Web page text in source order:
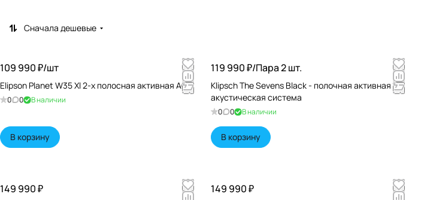
Сначала дешевые
109 990 ₽/шт
Elipson Planet W35 Xl 2-х полосная активная АС
0 0 В наличии
В корзину
119 990 ₽/Пара 2 шт.
Klipsch The Sevens Black - полочная активная
акустическая система
0 0 В наличии
В корзину
149 990 ₽ 149 990 ₽